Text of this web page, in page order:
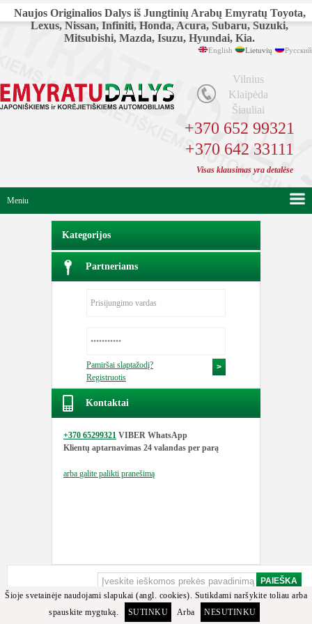
Naujos Originalios Dalys iš Jungtinių Arabų Emyratų Toyota,
Lexus, Nissan, Infiniti, Honda, Acura, Subaru, Suzuki,
Mitsubishi, Mazda, Isuzu, Hyundai, Kia.
English Lietuvių Русский
Vilnius
Klaipėda
Šiauliai
+370 652 99321
+370 642 33111
Visas klausimas yra detalėse
Meniu
Kategorijos
Partneriams
Pamiršai slaptažodį?
Registruotis
Kontaktai
+370 65299321 VIBER WhatsApp
Klientų aptarnavimas 24 valandas per parą
arba galite palikti pranešimą
Apgailestaujame, bet minėtos detalės arba jos analogų tarp turimų prekių nerasta.
Šioje svetainėje naudojami slapukai (angl. cookies). Sutikdami naršykite toliau arba
spauskite mygtuką.
SUTINKU Arba NESUTINKU